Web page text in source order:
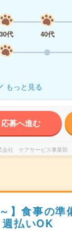
30代 40代
もっと見る
応募へ進む
会社 ケアサービス事業部
】食事の準
払いOK